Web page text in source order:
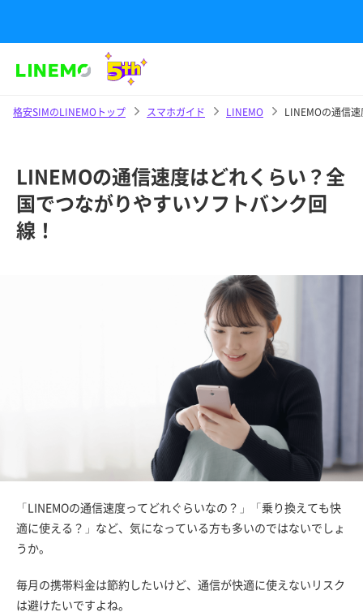
格安SIMのLINEMOトップ スマホガイド LINEMO LINEMOの通信
LINEMOの通信速度はどれくらい？全
国でつながりやすいソフトバンク回
線！
「LINEMOの通信速度ってどれぐらいなの？」「乗り換えても快
適に使える？」など、気になっている方も多いのではないでしょ
うか。
毎月の携帯料金は節約したいけど、通信が快適に使えないリスク
は避けたいですよね。